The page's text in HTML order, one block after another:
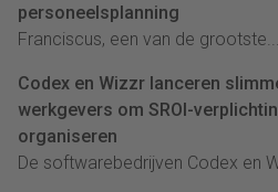
personeelsplanning
Franciscus, een van de grootste...
Codex en Wizzr lanceren
werkgevers om SROI-
organiseren
De softwarebedrijven Codex en